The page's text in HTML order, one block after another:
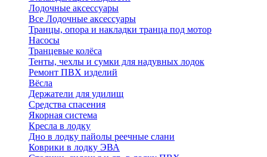
Лодочные аксессуары
Все Лодочные аксессуары
Транцы, опора и накладки транца под мотор
Насосы
Транцевые колёса
Тенты, чехлы и сумки для надувных лодок
Ремонт ПВХ изделий
Вёсла
Держатели для удилищ
Средства спасения
Якорная система
Кресла в лодку
Дно в лодку пайолы реечные слани
Коврики в лодку ЭВА